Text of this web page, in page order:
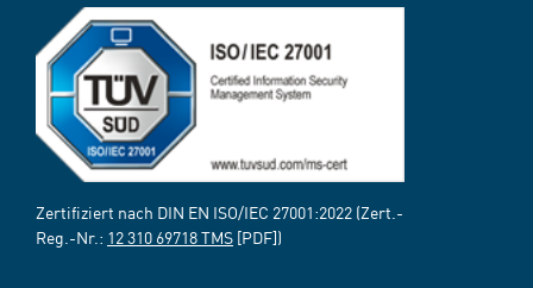
Zertifiziert nach DIN EN ISO/IEC 27001:2022 (Zert.-
Reg.-Nr.: 12 310 69718 TMS [PDF])